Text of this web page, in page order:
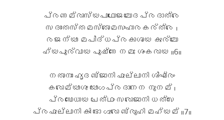
പ്രണമ്രാസ്യപാഥോജമോദപ്രദാത്രേ
സദാംതസ്തമസ്തോമസംഹാരകര്ത്രേ ।
രജന്യാ മപീദ്ധപ്രകാശായ കുര്മോ
ഹ്യപൂര്വായ പൂഷ്ണേ നമഃ ശംകരായ ॥6॥
നതാനാം ഹൃദബ്ജാനി ഫുല്ലാനി ശീഘ്രം
കരോമ്യാശു യോഗപ്രദാനേന നൂനമ് ।
പ്രബോധായ ചേത്ഥം സരോജാനി ധത്സേ
പ്രഫുല്ലാനി കിം ഭോ ഗുരോ ബ്രൂഹി മഹ്യമ് ॥7॥